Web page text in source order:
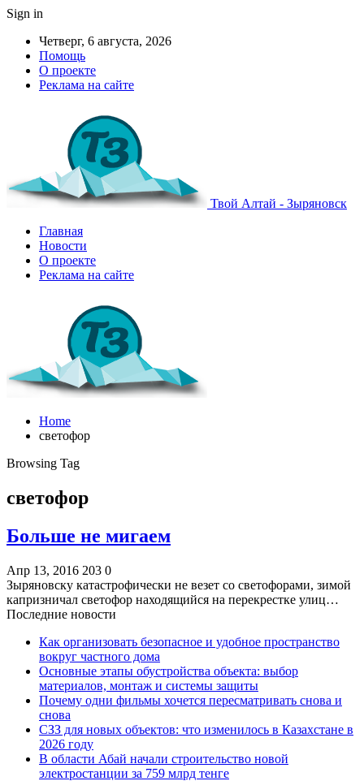
Sign in
Четверг, 6 августа, 2026
Помощь
О проекте
Реклама на сайте
Твой Алтай - Зыряновск
Главная
Новости
О проекте
Реклама на сайте
Home
светофор
Browsing Tag
светофор
Больше не мигаем
Апр 13, 2016 203 0
Зыряновску катастрофически не везет со светофорами, зимой
капризничал светофор находящийся на перекрестке улиц…
Последние новости
Как организовать безопасное и удобное пространство
вокруг частного дома
Основные этапы обустройства объекта: выбор
материалов, монтаж и системы защиты
Почему одни фильмы хочется пересматривать снова и
снова
СЗЗ для новых объектов: что изменилось в Казахстане в
2026 году
В области Абай начали строительство новой
электростанции за 759 млрд тенге